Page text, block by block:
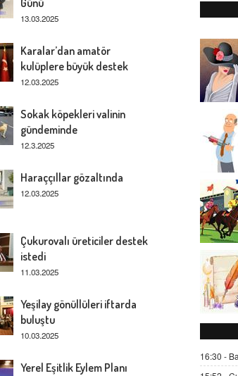
13.03.2025
Karalar’dan amatör
kulüplere büyük destek
12.03.2025
Sokak köpekleri valinin
gündeminde
12.3.2025
Haraççıllar gözaltında
12.03.2025
Çukurovalı üreticiler destek
istedi
11.03.2025
Yeşilay gönüllüleri iftarda
buluştu
10.03.2025
Yerel Eşitlik Eylem Planı
16:30 -